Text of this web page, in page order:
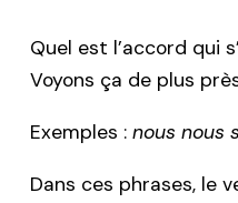
Quel est l’accord qui
Voyons ça de plus
Exemples : nous nous
Dans ces phrases, le